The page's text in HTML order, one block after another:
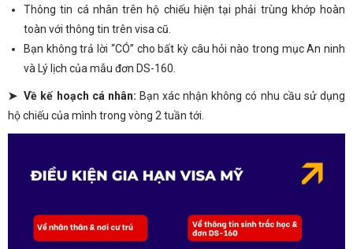
Thông tin cá nhân trên hộ chiếu hiện tại phải trùng khớp hoàn
toàn với thông tin trên visa cũ.
Bạn không trả lời “CÓ” cho bất kỳ câu hỏi nào trong mục An ninh
và Lý lịch của mẫu đơn DS-160.
➤ Về kế hoạch cá nhân: Bạn xác nhận không có nhu cầu sử dụng
hộ chiếu của mình trong vòng 2 tuần tới.